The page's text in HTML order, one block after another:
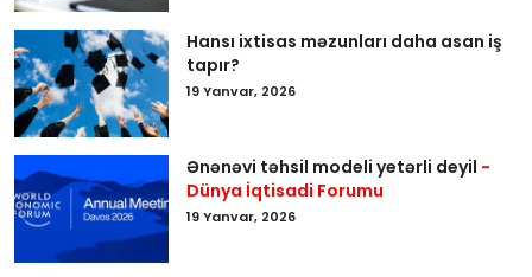
Hansı ixtisas məzunları daha asan iş
tapır?
19 Yanvar, 2026
Ənənəvi təhsil modeli yetərli deyil -
Dünya İqtisadi Forumu
19 Yanvar, 2026